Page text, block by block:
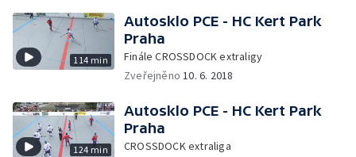
114 min
Autosklo PCE - HC Kert Park
Praha
Finále CROSSDOCK extraligy
Zveřejněno10. 6. 2018
124 min
Autosklo PCE - HC Kert Park
Praha
CROSSDOCK extraliga